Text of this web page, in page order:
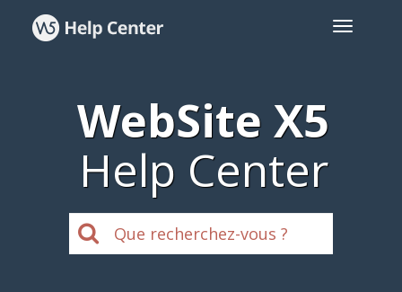
WebSite X5
Help Center